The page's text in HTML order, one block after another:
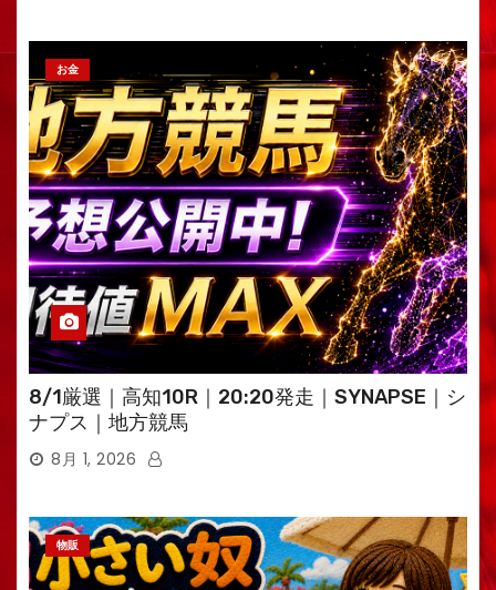
お金
8/1厳選｜高知10R｜20:20発走｜SYNAPSE｜シ
ナプス｜地方競馬
8月 1, 2026
物販